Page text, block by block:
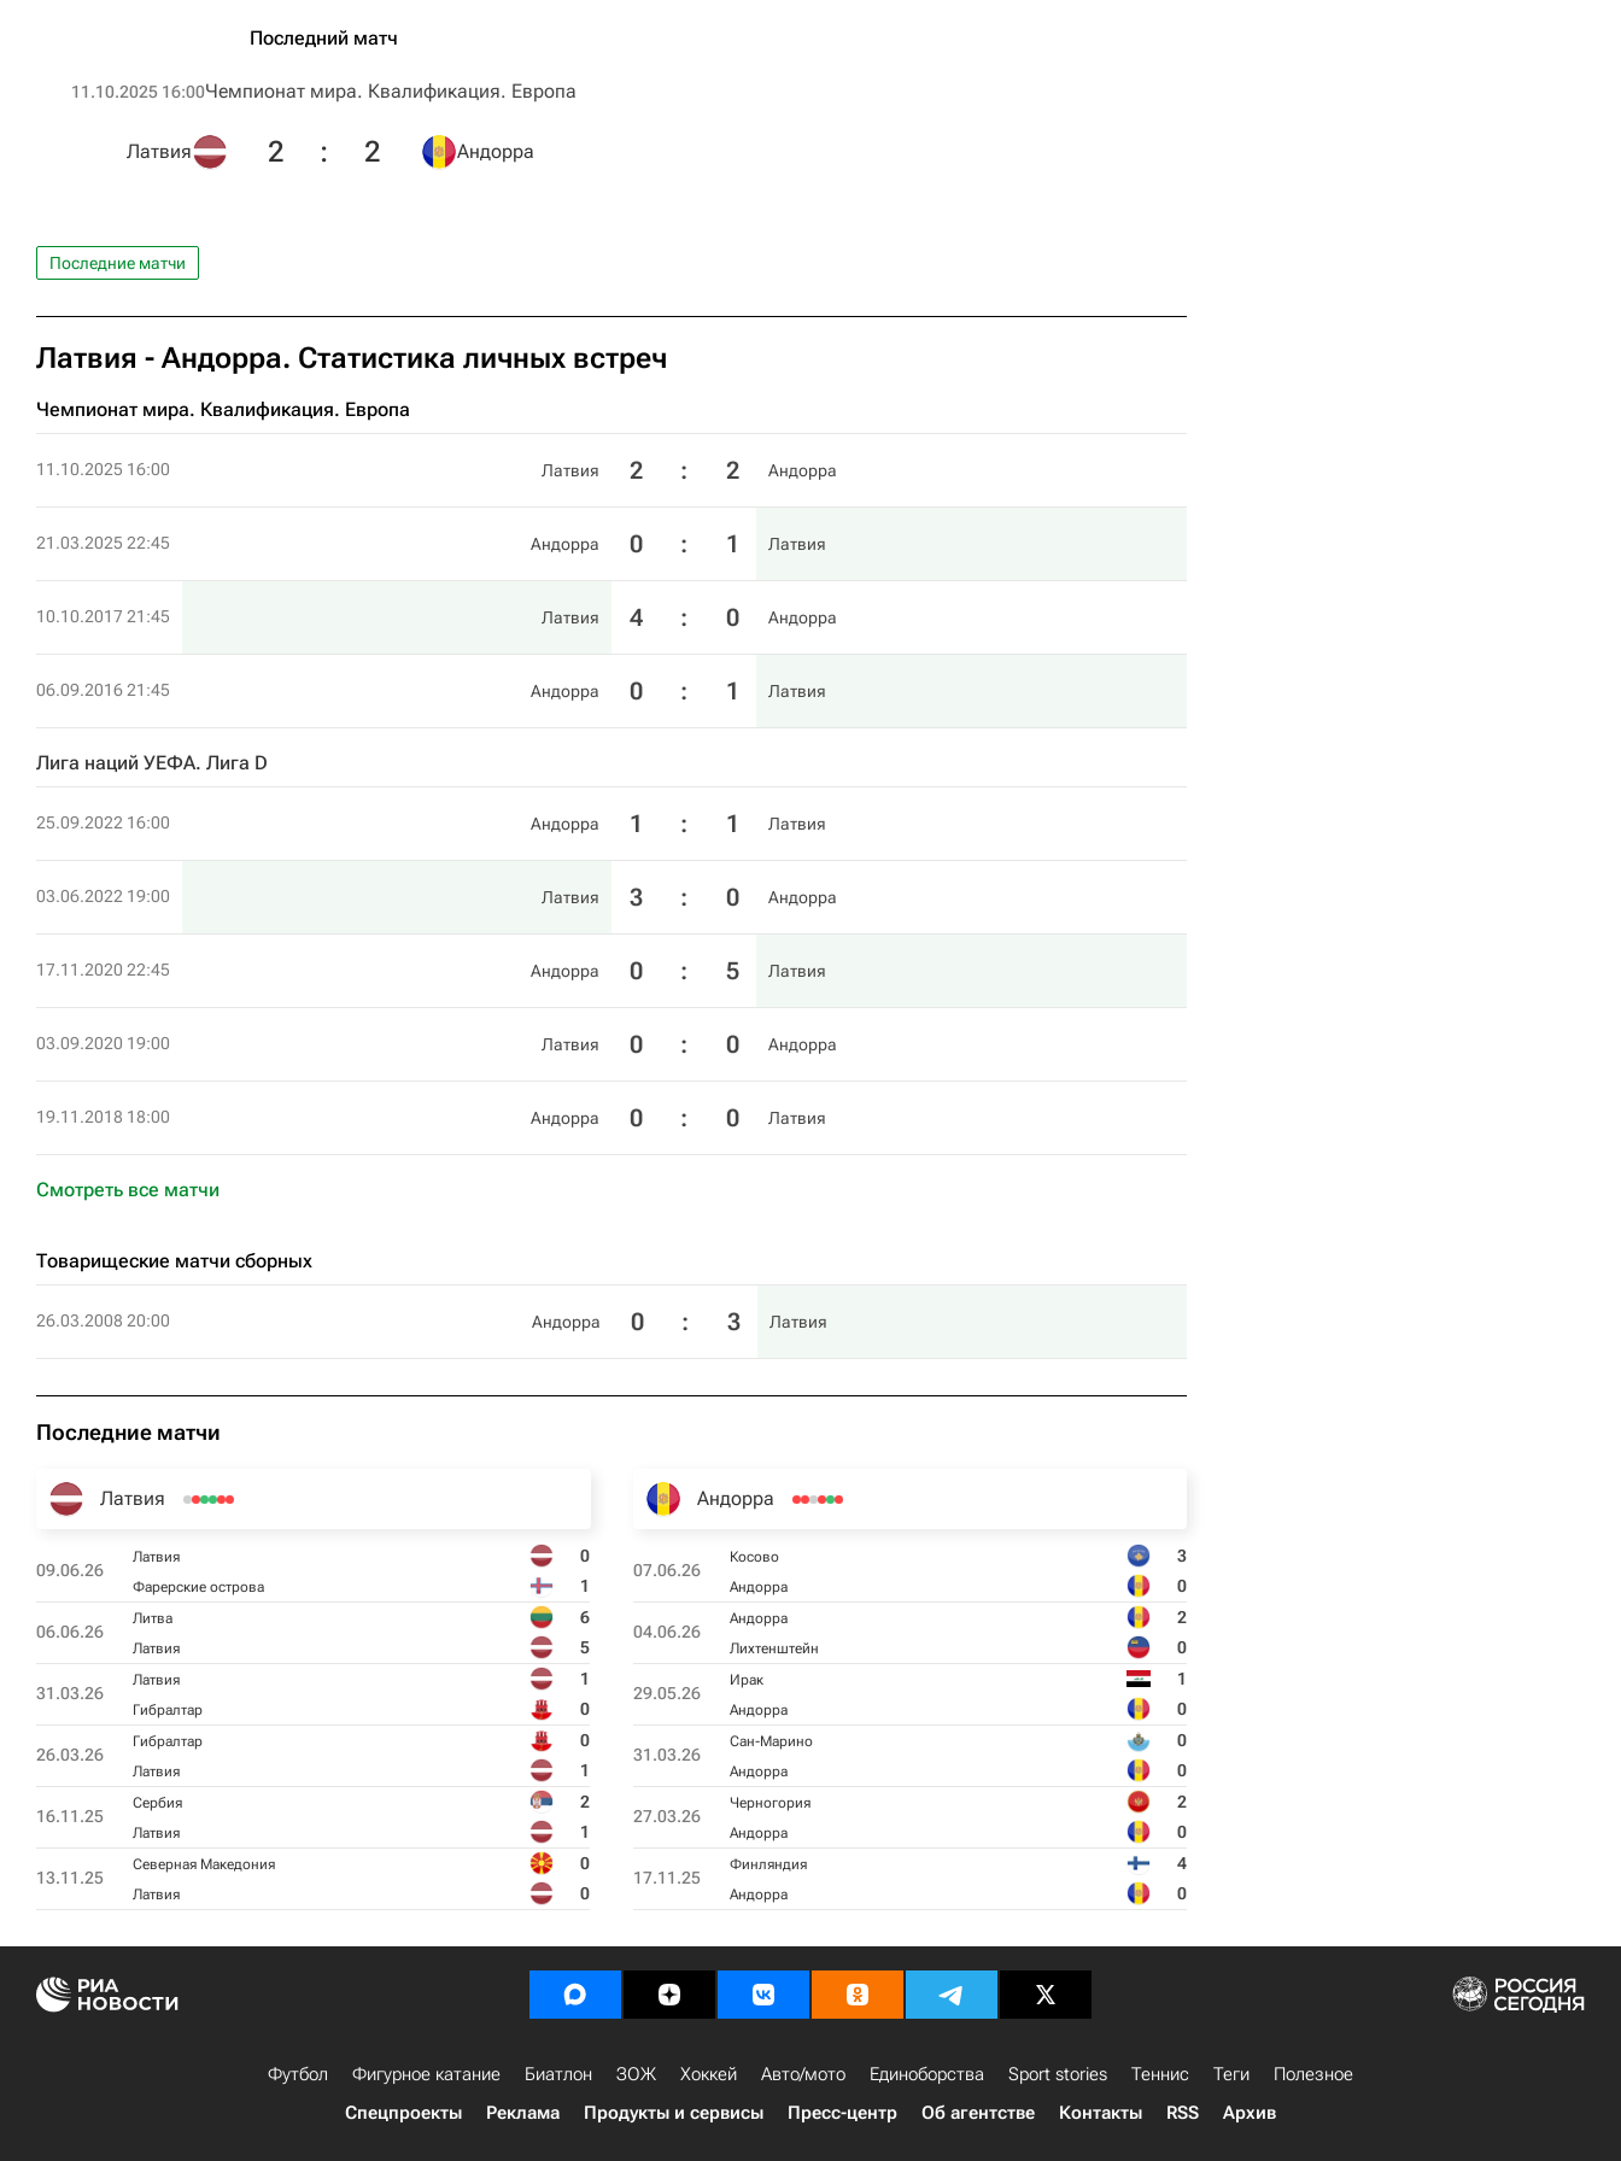
Последний матч
11.10.2025 16:00Чемпионат мира. Квалификация. Европа
Латвия 2 : 2 Андорра
Последние матчи
Латвия - Андорра. Статистика личных встреч
Чемпионат мира. Квалификация. Европа
11.10.2025 16:00 Латвия 2 : 2 Андорра
21.03.2025 22:45 Андорра 0 : 1 Латвия
10.10.2017 21:45 Латвия 4 : 0 Андорра
06.09.2016 21:45 Андорра 0 : 1 Латвия
Лига наций УЕФА. Лига D
25.09.2022 16:00 Андорра 1 : 1 Латвия
03.06.2022 19:00 Латвия 3 : 0 Андорра
17.11.2020 22:45 Андорра 0 : 5 Латвия
03.09.2020 19:00 Латвия 0 : 0 Андорра
19.11.2018 18:00 Андорра 0 : 0 Латвия
Смотреть все матчи
Товарищеские матчи сборных
26.03.2008 20:00 Андорра 0 : 3 Латвия
Последние матчи
Латвия
09.06.26
Латвия 0
Фарерские острова 1
06.06.26
Литва 6
Латвия 5
31.03.26
Латвия 1
Гибралтар 0
26.03.26
Гибралтар 0
Латвия 1
16.11.25
Сербия 2
Латвия 1
13.11.25
Северная Македония 0
Латвия 0
Андорра
07.06.26
Косово 3
Андорра 0
04.06.26
Андорра 2
Лихтенштейн 0
29.05.26
Ирак 1
Андорра 0
31.03.26
Сан-Марино 0
Андорра 0
27.03.26
Черногория 2
Андорра 0
17.11.25
Финляндия 4
Андорра 0
Футбол Фигурное катание Биатлон ЗОЖ Хоккей Авто/мото Единоборства Sport stories Теннис Теги
Полезное
Спецпроекты
Реклама Продукты и сервисы Пресс-центр Об агентстве Контакты RSS Архив